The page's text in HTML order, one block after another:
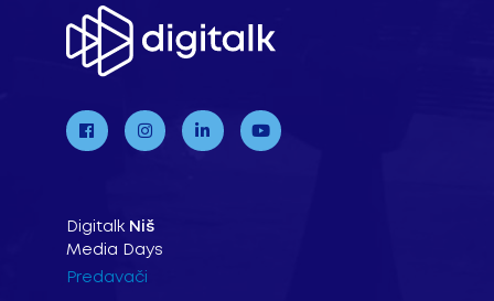
Digitalk Niš
Media Days
Predavači